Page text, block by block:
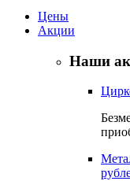
Цены
Акции
Наши